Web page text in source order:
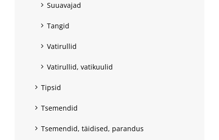
Suuavajad
Tangid
Vatirullid
Vatirullid, vatikuulid
Tipsid
Tsemendid
Tsemendid, täidised, parandus